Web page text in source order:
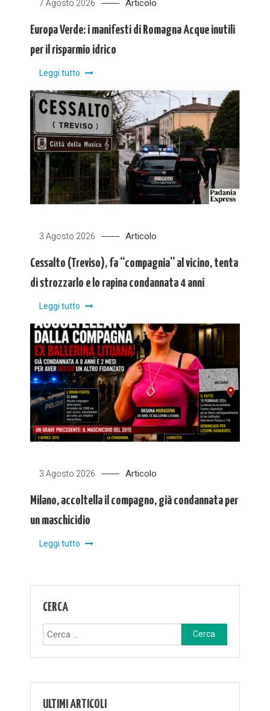
7 Agosto 2026 Articolo
Europa Verde: i manifesti di Romagna Acque inutili
per il risparmio idrico
Leggi tutto
3 Agosto 2026 Articolo
Cessalto (Treviso), fa “compagnia” al vicino, tenta
di strozzarlo e lo rapina condannata 4 anni
Leggi tutto
3 Agosto 2026 Articolo
Milano, accoltella il compagno, già condannata per
un maschicidio
Leggi tutto
CERCA
Ricerca
per:
ULTIMI ARTICOLI